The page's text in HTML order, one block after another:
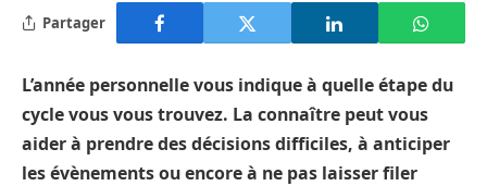
Partager
L’année personnelle vous indique à quelle étape du
cycle vous vous trouvez. La connaître peut vous
aider à prendre des décisions difficiles, à anticiper
les évènementsou encore à ne pas laisser filer